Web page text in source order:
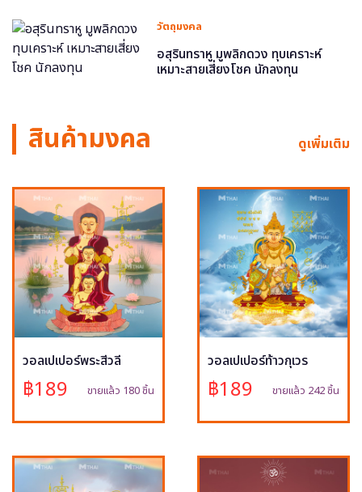
วัตถุมงคล
อสุรินทราหู มูพลิกดวง ทุบเคราะห์
เหมาะสายเสี่ยงโชค นักลงทุน
สินค้ามงคล ดูเพิ่มเติม
วอลเปเปอร์พระสีวลี
฿189 ขายแล้ว 180 ชิ้น
วอลเปเปอร์ท้าวกุเวร
฿189 ขายแล้ว 242 ชิ้น